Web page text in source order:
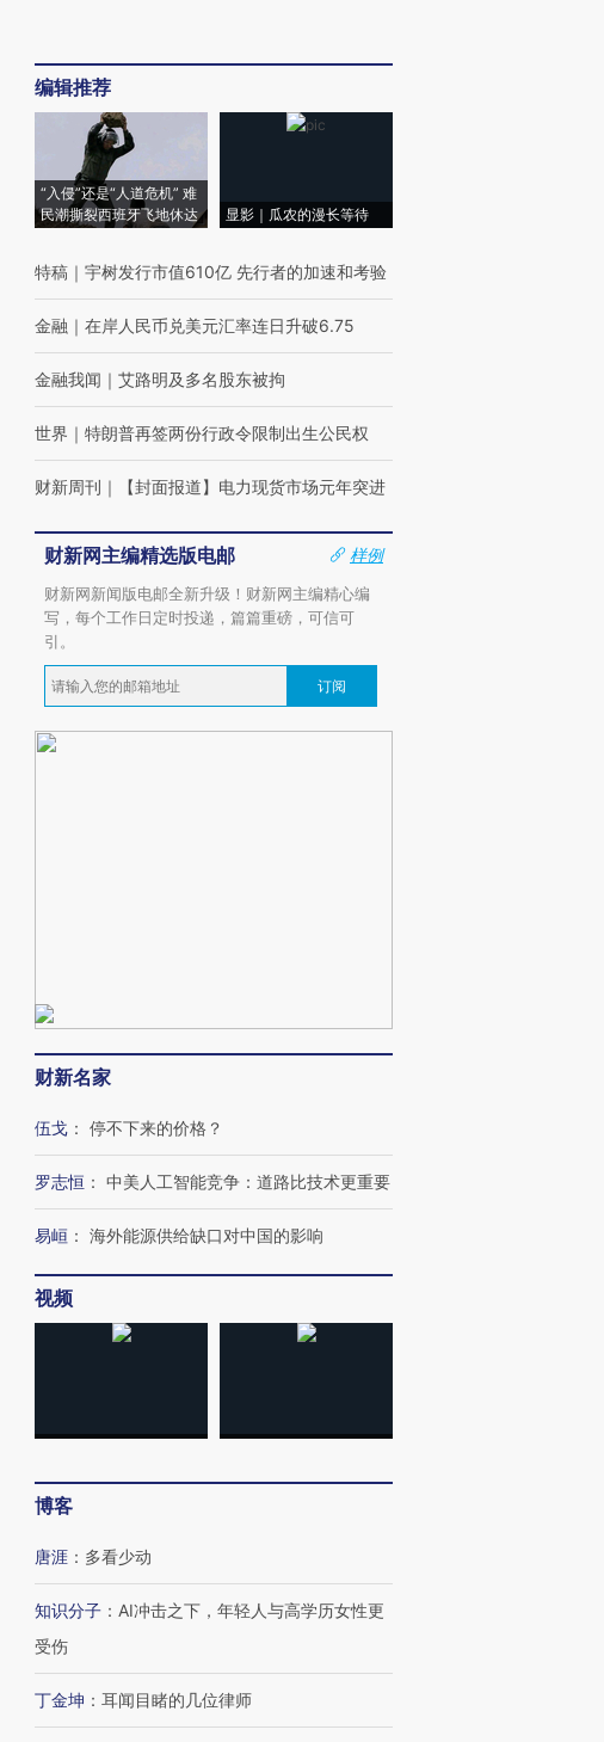
编辑推荐
“入侵”还是“人道危机” 难
民潮撕裂西班牙飞地休达
显影｜瓜农的漫长等待
特稿 ｜ 宇树发行市值610亿 先行者的加速和考验
金融 ｜ 在岸人民币兑美元汇率连日升破6.75
金融我闻 ｜ 艾路明及多名股东被拘
世界 ｜ 特朗普再签两份行政令限制出生公民权
财新周刊 ｜ 【封面报道】电力现货市场元年突进
财新网主编精选版电邮
样例
财新网新闻版电邮全新升级！财新网主编精心编
写，每个工作日定时投递，篇篇重磅，可信可
引。
订阅
财新名家
伍戈 ： 停不下来的价格？
罗志恒 ： 中美人工智能竞争：道路比技术更重要
易峘 ： 海外能源供给缺口对中国的影响
视频
博客
唐涯 ： 多看少动
知识分子 ： AI冲击之下，年轻人与高学历女性更
受伤
丁金坤 ： 耳闻目睹的几位律师